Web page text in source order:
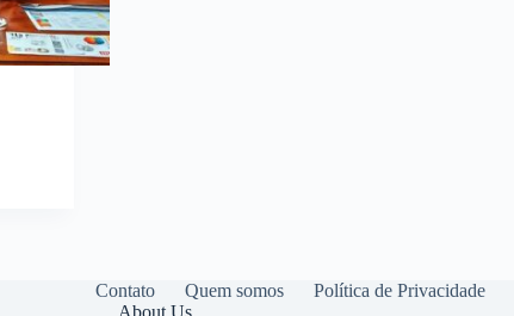
Contato Quem somos Política de Privacidade